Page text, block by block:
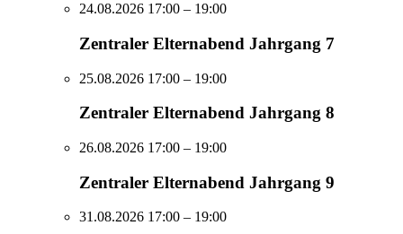
24.08.2026 17:00 – 19:00
Zentraler Elternabend Jahrgang 7
25.08.2026 17:00 – 19:00
Zentraler Elternabend Jahrgang 8
26.08.2026 17:00 – 19:00
Zentraler Elternabend Jahrgang 9
31.08.2026 17:00 – 19:00